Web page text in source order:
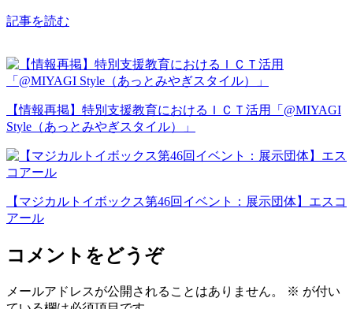
記事を読む
【情報再掲】特別支援教育におけるＩＣＴ活用「@MIYAGI
Style（あっとみやぎスタイル）」
【マジカルトイボックス第46回イベント：展示団体】エスコ
アール
コメントをどうぞ
メールアドレスが公開されることはありません。 ※ が付い